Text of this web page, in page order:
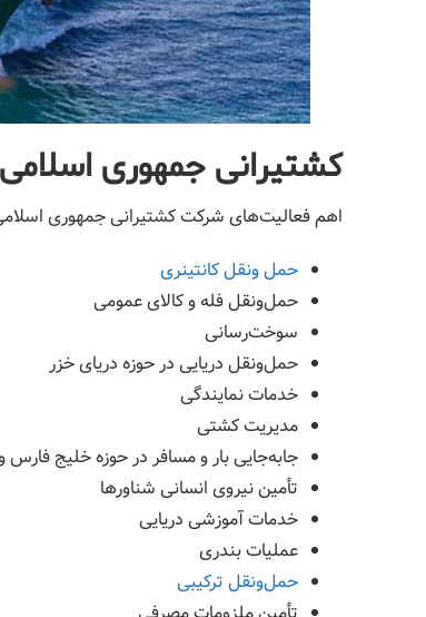
کشتیرانی جمهوری اسلامی
اهم فعالیت‌های شرکت کشتیرانی جمهوری
حمل ونقل کانتینری
حمل‌ونقل فله و کالای عمومی
سوخت‌رسانی
حمل‌ونقل دریایی در حوزه دریای خزر
خدمات نمایندگی
مدیریت کشتی
جابه‌جایی بار و مسافر در حوزه خلیج فارس
تأمین نیروی انسانی شناورها
خدمات آموزشی دریایی
عملیات بندری
حمل‌ونقل ترکیبی